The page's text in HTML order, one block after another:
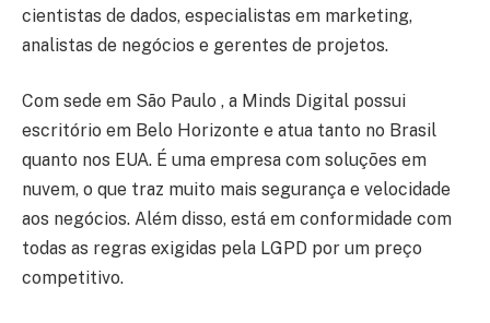
cientistas de dados, especialistas em marketing,
analistas de negócios e gerentes de projetos.
Com sede em São Paulo , a Minds Digital possui
escritório em Belo Horizonte e atua tanto no Brasil
quanto nos EUA. É uma empresa com soluções em
nuvem, o que traz muito mais segurança e velocidade
aos negócios. Além disso, está em conformidade com
todas as regras exigidas pela LGPD por um preço
competitivo.